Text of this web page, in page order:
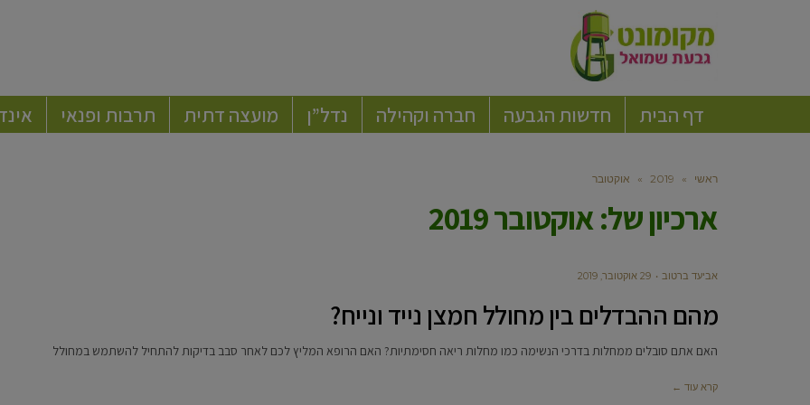
דף הבית חדשות הגבעה חברה וקהילה נדל”ן מועצה דתית תרבות ופנאי
ראשי »
2019
» אוקטובר
ארכיון של:אוקטובר 2019
אביעד ברטוב 29 אוקטובר, 2019
מהם ההבדלים בין מחולל חמצן נייד ונייח?
האם אתם סובלים ממחלות בדרכי הנשימה כמו מחלות ריאה חסימתיות? האם הרופא המליץ לכם לאחר סבב בדיקות להתחיל להשתמש במחולל
קרא עוד ←